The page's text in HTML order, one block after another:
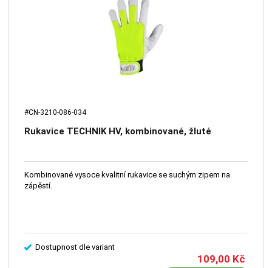
#CN-3210-086-034
Rukavice TECHNIK HV, kombinované, žluté
Kombinované vysoce kvalitní rukavice se suchým zipem na
zápěstí.
Dostupnost dle variant
109,00 Kč